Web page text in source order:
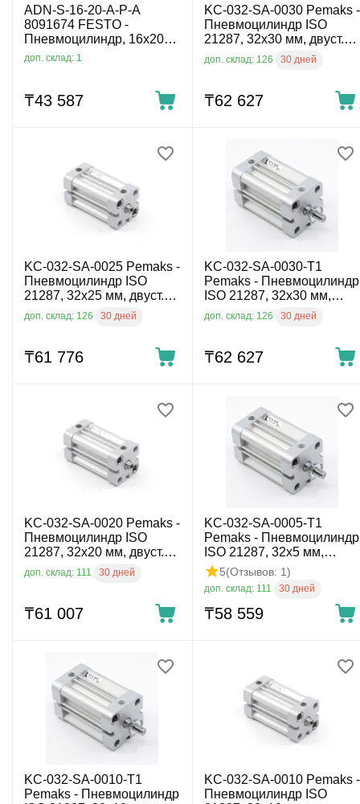
ADN-S-16-20-A-P-A
8091674 FESTO -
Пневмоцилиндр, 16x20
мм, двуст. действ., нар.
доп. склад: 1
₸43 587
KC-032-SA-0030 Pemaks -
Пневмоцилиндр ISO
21287, 32x30 мм, двуст.
действ., внутр. резьба
доп. склад: 126 30 дней
₸62 627
KC-032-SA-0025 Pemaks -
Пневмоцилиндр ISO
21287, 32x25 мм, двуст.
действ., внутр. резьба
доп. склад: 126 30 дней
₸61 776
KC-032-SA-0030-T1
Pemaks - Пневмоцилиндр
ISO 21287, 32x30 мм,
двуст. действ., нар.
резьба
доп. склад: 126 30 дней
₸62 627
KC-032-SA-0020 Pemaks -
Пневмоцилиндр ISO
21287, 32x20 мм, двуст.
действ., внутр. резьба
доп. склад: 111 30 дней
₸61 007
KC-032-SA-0005-T1
Pemaks - Пневмоцилиндр
ISO 21287, 32x5 мм,
двуст. действ., нар.
резьба
5(Отзывов: 1)
доп. склад: 111 30 дней
₸58 559
KC-032-SA-0010-T1
Pemaks - Пневмоцилиндр
KC-032-SA-0010 Pemaks -
Пневмоцилиндр ISO